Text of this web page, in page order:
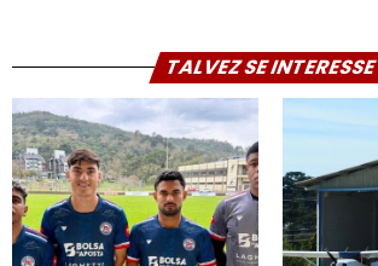
TALVEZ SE INTERESSE